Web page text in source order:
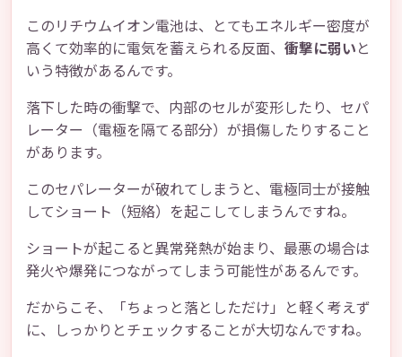
このリチウムイオン電池は、とてもエネルギー密度が
高くて効率的に電気を蓄えられる反面、 衝撃に弱いと
いう特徴があるんです。
落下した時の衝撃で、内部のセルが変形したり、セパ
レーター（電極を隔てる部分）が損傷したりすること
があります。
このセパレーターが破れてしまうと、電極同士が接触
してショート（短絡）を起こしてしまうんですね。
ショートが起こると異常発熱が始まり、最悪の場合は
発火や爆発につながってしまう可能性があるんです。
だからこそ、「ちょっと落としただけ」と軽く考えず
に、しっかりとチェックすることが大切なんですね。